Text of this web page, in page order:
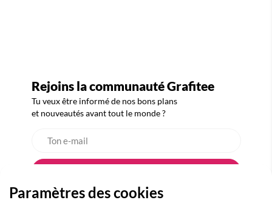
Rejoins la communauté Grafitee
Tu veux être informé de nos bons plans
et nouveautés avant tout le monde ?
Paramètres des cookies